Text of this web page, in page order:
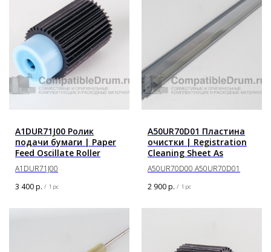
A1DUR71J00 Ролик
подачи бумаги | Paper
Feed Oscillate Roller
A1DUR71J00
3 400р. / 1 pc
A50UR70D01 Пластина
очистки | Registration
Cleaning Sheet As
A50UR70D00 A50UR70D01
2 900р. / 1 pc